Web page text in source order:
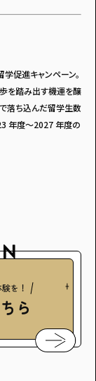
促進キャンペーン。
を踏み出す機運を醸
落ち込んだ留学生数
年度〜2027 年度の
を！
ら